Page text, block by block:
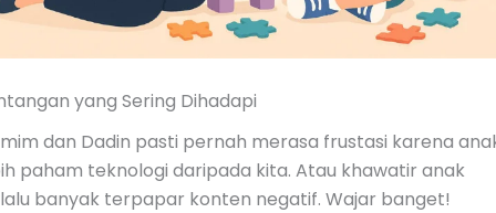
yang Sering Dihadapi
dan Dadin pasti pernah merasa frustasi karena
paham teknologi daripada kita. Atau khawatir anak
banyak terpapar konten negatif. Wajar banget!